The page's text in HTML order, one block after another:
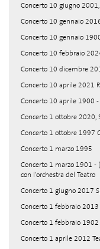
Concerto 10 giugno
Concerto 10 gennaio
Concerto 10 gennaio
Concerto 10 febbraio
Concerto 10 dicembre
Concerto 10 aprile 2021
Concerto 10 aprile 1900 -
Concerto 1 ottobre 2020,
Concerto 1 ottobre 1997
Concerto 1 marzo 1995
Concerto 1 marzo 1901 -
con l'orchestra del Teatro
Concerto 1 giugno 2017
Concerto 1 febbraio 2013
Concerto 1 febbraio
Concerto 1 aprile 2012